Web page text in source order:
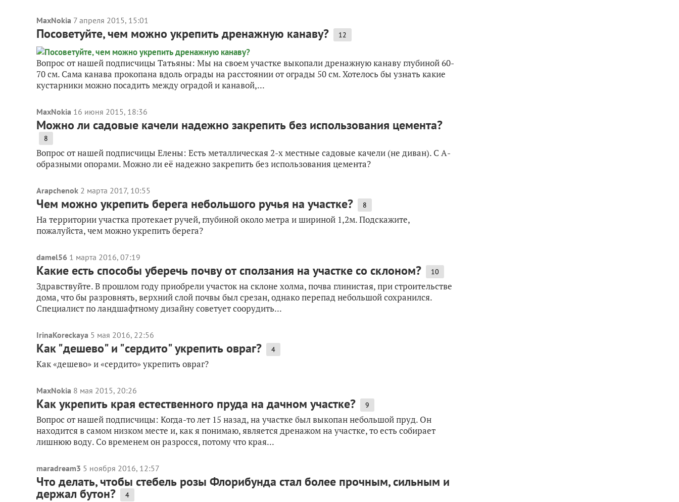
MaxNokia 7 апреля 2015, 15:01
Посоветуйте, чем можно укрепить дренажную канаву? 12
Вопрос от нашей подписчицы Татьяны: Мы на своем участке выкопали дренажную канаву глубиной 60-
70 см. Сама канава прокопана вдоль ограды на расстоянии от ограды 50 см. Хотелось бы узнать какие
кустарники можно посадить между оградой и канавой,...
MaxNokia 16 июня 2015, 18:36
Можно ли садовые качели надежно закрепить без использования цемента?
8
Вопрос от нашей подписчицы Елены: Есть металлическая 2-х местные садовые качели (не диван). С А-
образными опорами. Можно ли её надежно закрепить без использования цемента?
Arapchenok 2 марта 2017, 10:55
Чем можно укрепить берега небольшого ручья на участке? 8
На территории участка протекает ручей, глубиной около метра и шириной 1,2м. Подскажите,
пожалуйста, чем можно укрепить берега?
damel56 1 марта 2016, 07:19
Какие есть способы уберечь почву от сползания на участке со склоном? 10
Здравствуйте. В прошлом году приобрели участок на склоне холма, почва глинистая, при строительстве
дома, что бы разровнять, верхний слой почвы был срезан, однако перепад небольшой сохранился.
Специалист по ландшафтному дизайну советует соорудить...
IrinaKoreckaya 5 мая 2016, 22:56
Как "дешево" и "сердито" укрепить овраг? 4
Как «дешево» и «сердито» укрепить овраг?
MaxNokia 8 мая 2015, 20:26
Как укрепить края естественного пруда на дачном участке? 9
Вопрос от нашей подписчицы: Когда-то лет 15 назад, на участке был выкопан небольшой пруд. Он
находится в самом низком месте и, как я понимаю, является дренажом на участке, то есть собирает
лишнюю воду. Со временем он разросся, потому что края...
maradream3 5 ноября 2016, 12:57
Что делать, чтобы стебель розы Флорибунда стал более прочным, сильным и
держал бутон? 4